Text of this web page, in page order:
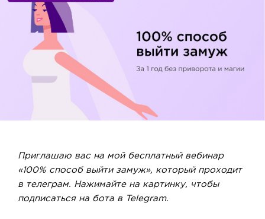
Приглашаю вас на мой бесплатный вебинар
«100% cпособ выйти замуж», который проходит
в телеграм. Нажимайте на картинку, чтобы
подписаться на бота в Telegram.